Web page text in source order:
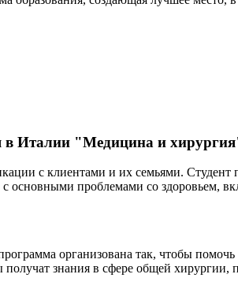
в Италии "Медицина и
с клиентами и их семьями. Студент
основными проблемами со здоровьем,
организована так, чтобы помочь
знания в сфере общей хирургии,